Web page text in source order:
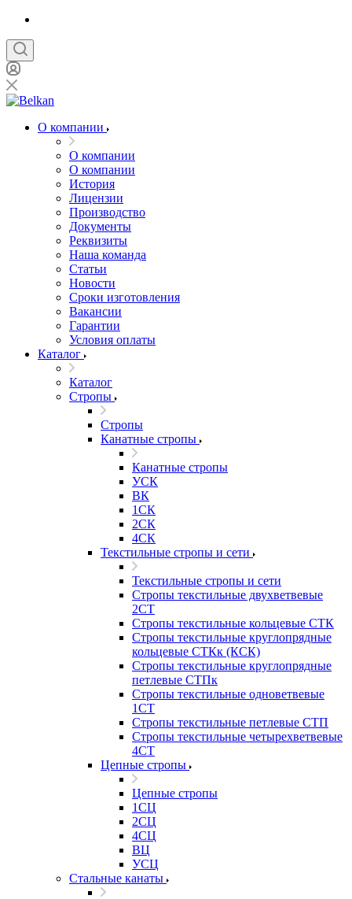
О компании
О компании
О компании
История
Лицензии
Производство
Документы
Реквизиты
Наша команда
Статьи
Новости
Сроки изготовления
Вакансии
Гарантии
Условия оплаты
Каталог
Каталог
Стропы
Стропы
Канатные стропы
Канатные стропы
УСК
ВК
1СК
2СК
4СК
Текстильные стропы и сети
Текстильные стропы и сети
Стропы текстильные двухветвевые
2СТ
Стропы текстильные кольцевые СТК
Стропы текстильные круглопрядные
кольцевые СТКк (КСК)
Стропы текстильные круглопрядные
петлевые СТПк
Стропы текстильные одноветвевые
1СТ
Стропы текстильные петлевые СТП
Стропы текстильные четырехветвевые
4СТ
Цепные стропы
Цепные стропы
1СЦ
2СЦ
4СЦ
ВЦ
УСЦ
Стальные канаты